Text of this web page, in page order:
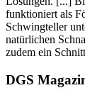
funktioniert als
Schwingteller
natürlichen
zudem ein
DGS